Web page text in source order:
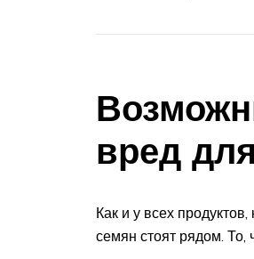
вред
Как и у всех
семян стоят рядом. То,